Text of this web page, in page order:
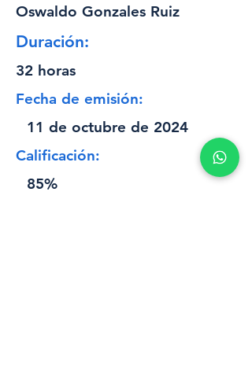
Oswaldo Gonzales Ruiz
Duración:
32 horas
Fecha de emisión:
11 de octubre de 2024
Calificación:
85%